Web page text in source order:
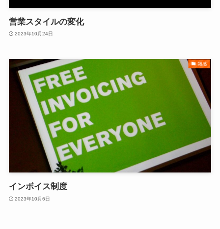
営業スタイルの変化
2023年10月24日
雑感
インボイス制度
2023年10月6日